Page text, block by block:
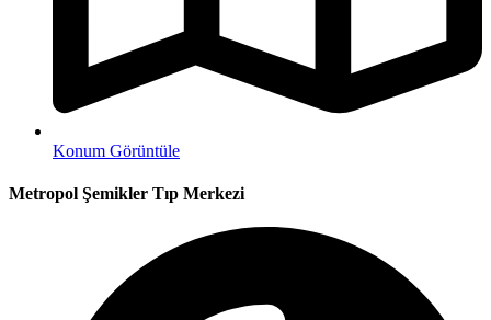
Konum Görüntüle
Metropol Şemikler Tıp Merkezi